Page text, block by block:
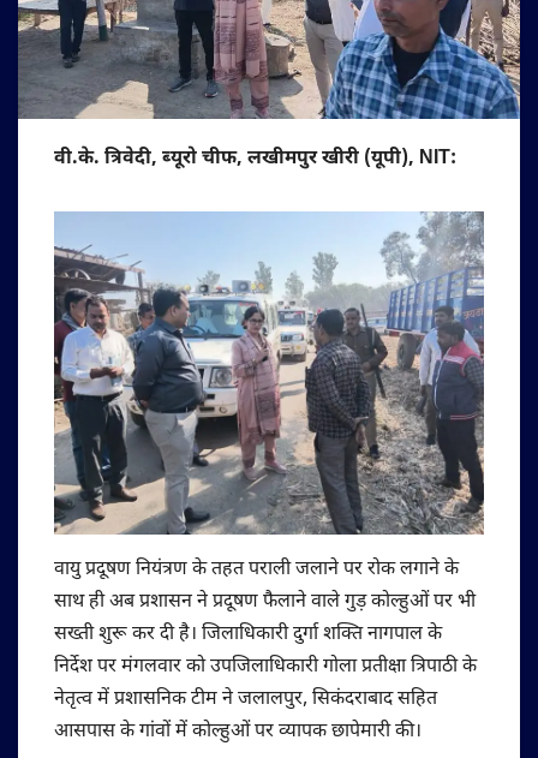
वी.के. त्रिवेदी, ब्यूरो चीफ, लखीमपुर खीरी (यूपी), NIT:
वायु प्रदूषण नियंत्रण के तहत पराली जलाने पर रोक लगाने के
साथ ही अब प्रशासन ने प्रदूषण फैलाने वाले गुड़ कोल्हुओं पर भी
सख्ती शुरू कर दी है। जिलाधिकारी दुर्गा शक्ति नागपाल के
निर्देश पर मंगलवार को उपजिलाधिकारी गोला प्रतीक्षा त्रिपाठी के
नेतृत्व में प्रशासनिक टीम ने जलालपुर, सिकंदराबाद सहित
आसपास के गांवों में कोल्हुओं पर व्यापक छापेमारी की।